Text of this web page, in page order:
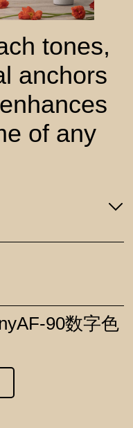
tones,
anchors
of any
90数字色